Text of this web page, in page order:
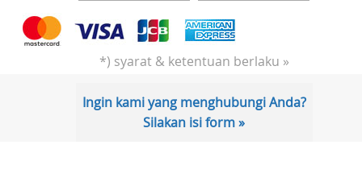
*) syarat & ketentuan berlaku »
Ingin kami yang menghubungi Anda?
Silakan isi form »